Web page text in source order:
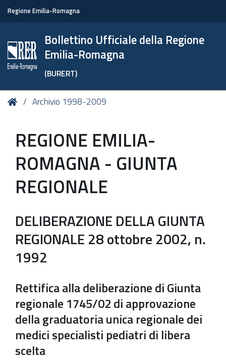
Regione Emilia-Romagna
Bollettino Ufficiale della Regione
Emilia-Romagna
(BURERT)
Tu HomeArchivio 1998-2009
REGIONE EMILIA-
ROMAGNA - GIUNTA
REGIONALE
DELIBERAZIONE DELLA GIUNTA
REGIONALE 28 ottobre 2002, n.
1992
Rettifica alla deliberazione di Giunta
regionale 1745/02 di approvazione
della graduatoria unica regionale dei
medici specialisti pediatri di libera
scelta